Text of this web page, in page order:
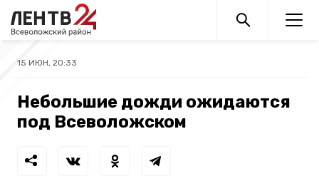
15 ИЮН, 20:33
Небольшие дожди ожидаются
под Всеволожском